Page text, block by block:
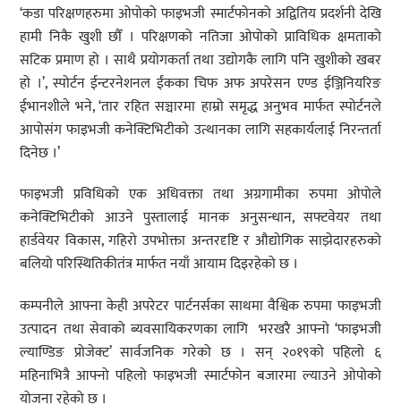
‘कडा परिक्षणहरुमा ओपोको फाइभजी स्मार्टफोनको अद्वितिय प्रदर्शनी देखि
हामी निकै खुशी छौँ । परिक्षणको नतिजा ओपोको प्राविधिक क्षमताको
सटिक प्रमाण हो । साथै प्रयोगकर्ता तथा उद्योगकै लागि पनि खुशीको खबर
हो ।’, स्पोर्टन ईन्टरनेशनल ईंकका चिफ अफ अपरेसन एण्ड ईञ्जिनियरिङ
ईभानशीले भने, ‘तार रहित सञ्चारमा हाम्रो समृद्ध अनुभव मार्फत स्पोर्टनले
आपोसंग फाइभजी कनेक्टिभिटीको उत्थानका लागि सहकार्यलाई निरन्तर्ता
दिनेछ ।’
फाइभजी प्रविधिको एक अधिवक्ता तथा अग्रगामीका रुपमा ओपोले
कनेक्टिभिटीको आउने पुस्तालाई मानक अनुसन्धान, सफ्टवेयर तथा
हार्डवेयर विकास, गहिरो उपभोक्ता अन्तरदृष्टि र औद्योगिक साझेदारहरुको
बलियो परिस्थितिकीतंत्र मार्फत नयाँ आयाम दिइरहेको छ ।
कम्पनीले आफ्ना केही अपरेटर पार्टनर्सका साथमा वैश्विक रुपमा फाइभजी
उत्पादन तथा सेवाको ब्यवसायिकरणका लागि भरखरै आफ्नो ‘फाइभजी
ल्याण्डिङ प्रोजेक्ट’ सार्वजनिक गरेको छ । सन् २०१९को पहिलो ६
महिनाभित्रै आफ्नो पहिलो फाइभजी स्मार्टफोन बजारमा ल्याउने ओपोको
योजना रहेको छ ।